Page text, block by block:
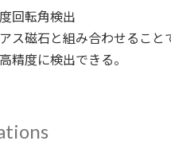
回転角検出
ス磁石と組み合わせること
精度に検出できる。